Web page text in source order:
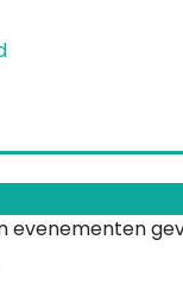
evenementen
Limit